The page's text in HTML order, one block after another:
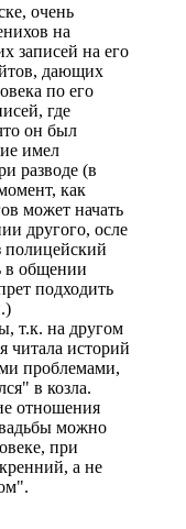
очень
на
записей на его
дающих
по его
где
он был
имел
разводе (в
как
может начать
другого, осле
полицейский
в общении
подходить
т.к. на другом
читала историй
проблемами,
в козла.
отношения
можно
при
а не